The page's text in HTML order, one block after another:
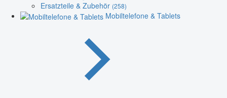
Ersatzteile & Zubehör (258)
Mobiltelefone & Tablets